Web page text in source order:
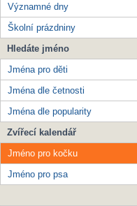
Významné dny
Školní prázdniny
Hledáte jméno
Jména pro děti
Jména dle četnosti
Jména dle popularity
Zvířecí kalendář
Jméno pro kočku
Jméno pro psa